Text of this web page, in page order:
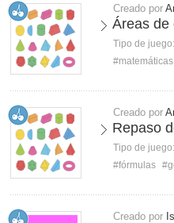
Creado por
Áreas de
Tipo de juego:
#matemáticas
Creado por
Repaso
Tipo de juego:
#fórmulas
Creado por